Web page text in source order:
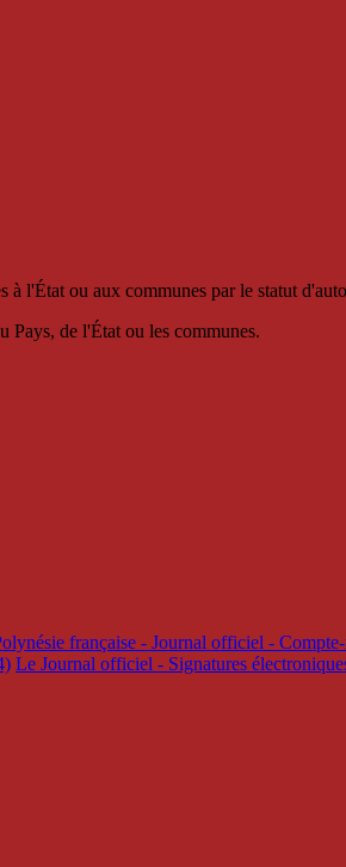
à l'État ou aux communes par le statut
Pays, de l'État ou les communes.
française - Journal officiel -
Le Journal officiel - Signatures